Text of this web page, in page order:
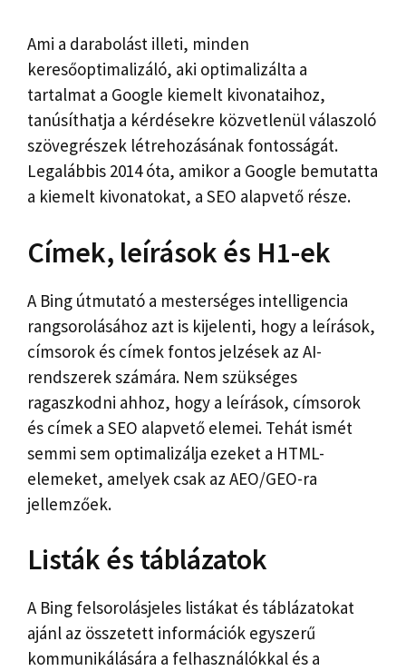
Ami a darabolást illeti, minden
keresőoptimalizáló, aki optimalizálta a
tartalmat a Google kiemelt kivonataihoz,
tanúsíthatja a kérdésekre közvetlenül válaszoló
szövegrészek létrehozásának fontosságát.
Legalábbis 2014 óta, amikor a Google bemutatta
a kiemelt kivonatokat, a SEO alapvető része.
Címek, leírások és H1-ek
A Bing útmutató a mesterséges intelligencia
rangsorolásához azt is kijelenti, hogy a leírások,
címsorok és címek fontos jelzések az AI-
rendszerek számára. Nem szükséges
ragaszkodni ahhoz, hogy a leírások, címsorok
és címek a SEO alapvető elemei. Tehát ismét
semmi sem optimalizálja ezeket a HTML-
elemeket, amelyek csak az AEO/GEO-ra
jellemzőek.
Listák és táblázatok
A Bing felsorolásjeles listákat és táblázatokat
ajánl az összetett információk egyszerű
kommunikálására a felhasználókkal és a